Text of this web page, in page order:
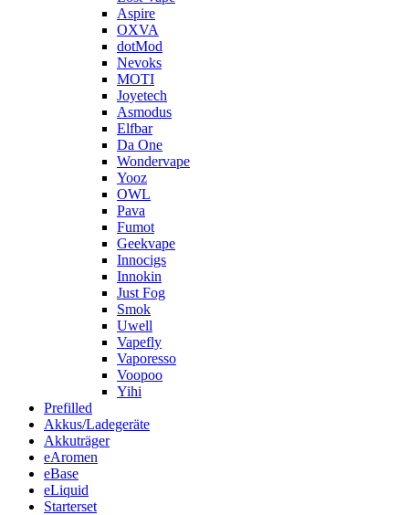
Aspire
OXVA
dotMod
Nevoks
MOTI
Joyetech
Asmodus
Elfbar
Da One
Wondervape
Yooz
OWL
Pava
Fumot
Geekvape
Innocigs
Innokin
Just Fog
Smok
Uwell
Vapefly
Vaporesso
Voopoo
Yihi
Prefilled
Akkus/Ladegeräte
Akkuträger
eAromen
eBase
eLiquid
Starterset